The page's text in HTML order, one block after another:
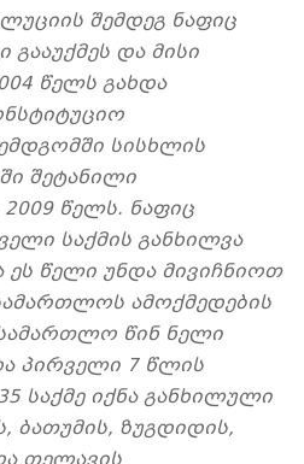
შემდეგ ნაფიც
გააუქმეს და მისი
წელს გახდა
სისხლის
შეტანილი
წელს. ნაფიც
საქმის განხილვა
წელი უნდა მივიჩნიოთ
ამოქმედების
წინ ნელი
პირველი 7 წლის
საქმე იქნა განხილული
ბათუმის, ზუგდიდის,
თელავის